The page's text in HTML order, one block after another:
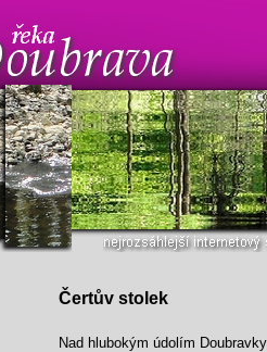
Čertův stolek
Nad hlubokým údolím